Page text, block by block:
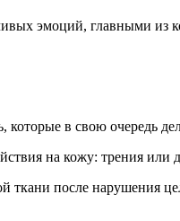
эмоций, главными из
в свою очередь
на кожу: трения или
после нарушения